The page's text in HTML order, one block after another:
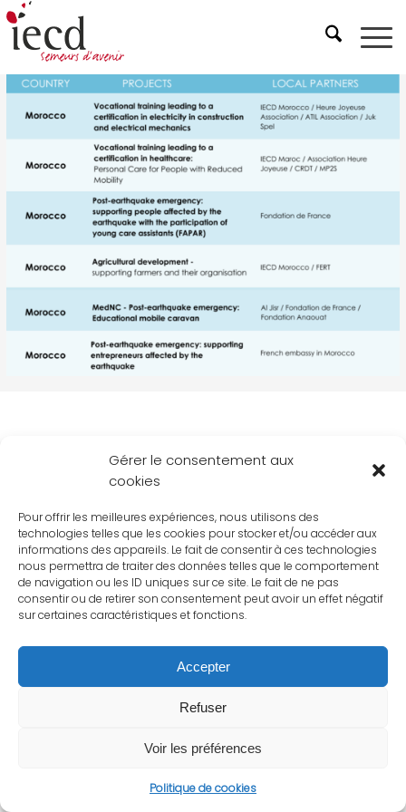
Gérer le consentement aux
cookies
Pour offrir les meilleures expériences, nous utilisons des
technologies telles que les cookies pour stocker et/ou accéder aux
informations des appareils. Le fait de consentir à ces technologies
nous permettra de traiter des données telles que le comportement
de navigation ou les ID uniques sur ce site. Le fait de ne pas
consentir ou de retirer son consentement peut avoir un effet négatif
sur certaines caractéristiques et fonctions.
Accepter
Refuser
Voir les préférences
Politique de cookies